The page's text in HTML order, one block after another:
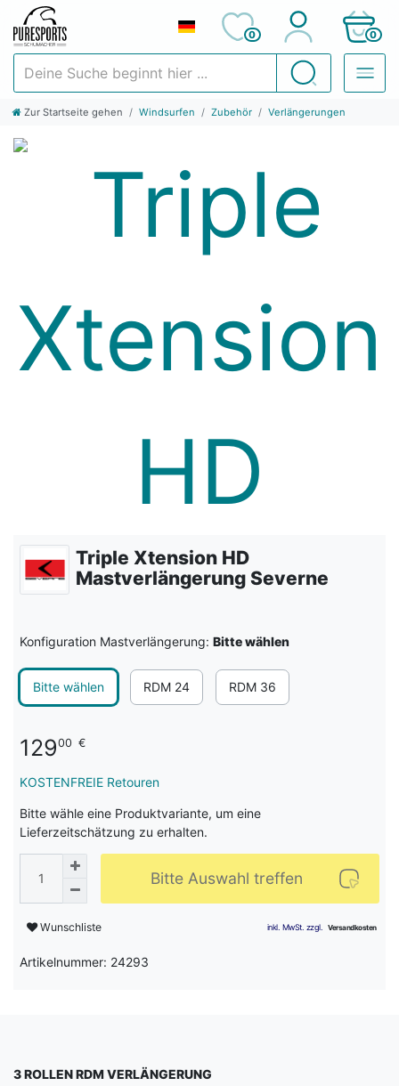
Suchen
0 0
Zur Startseite gehen Windsurfen Zubehör Verlängerungen
Triple Xtension HD
Mastverlängerung Severne
Konfiguration Mastverlängerung: Bitte wählen
Bitte wählen RDM 24 RDM 36
12900 €
KOSTENFREIE Retouren
Bitte wähle eine Produktvariante, um eine
Lieferzeitschätzung zu erhalten.
Bitte Auswahl treffen
Wunschliste
Artikelnummer: 24293
3 ROLLEN RDM VERLÄNGERUNG